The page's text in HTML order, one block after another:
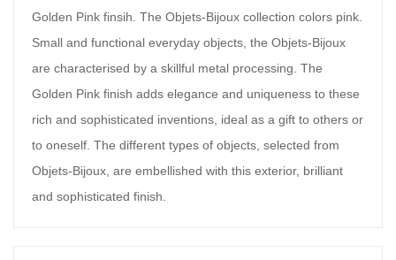
Golden Pink finsih. The Objets-Bijoux collection colors pink.
Small and functional everyday objects, the Objets-Bijoux
are characterised by a skillful metal processing. The
Golden Pink finish adds elegance and uniqueness to these
rich and sophisticated inventions, ideal as a gift to others or
to oneself. The different types of objects, selected from
Objets-Bijoux, are embellished with this exterior, brilliant
and sophisticated finish.